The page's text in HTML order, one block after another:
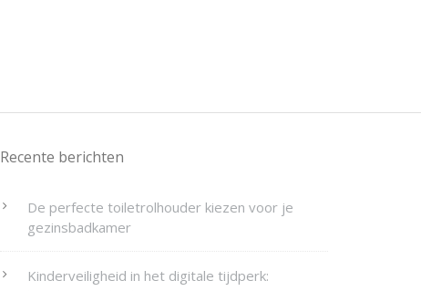
Recente berichten
De perfecte toiletrolhouder kiezen voor je
gezinsbadkamer
Kinderveiligheid in het digitale tijdperk: